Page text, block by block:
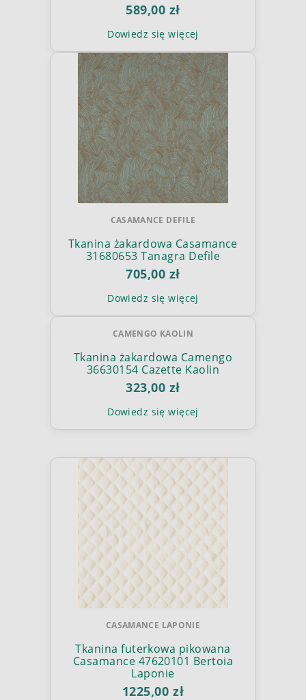
589,00 zł
Dowiedz się więcej
CASAMANCE DEFILE
Tkanina żakardowa Casamance
31680653 Tanagra Defile
705,00 zł
Dowiedz się więcej
CAMENGO KAOLIN
Tkanina żakardowa Camengo
36630154 Cazette Kaolin
323,00 zł
Dowiedz się więcej
CASAMANCE LAPONIE
Tkanina futerkowa pikowana
Casamance 47620101 Bertoia
Laponie
1225,00 zł